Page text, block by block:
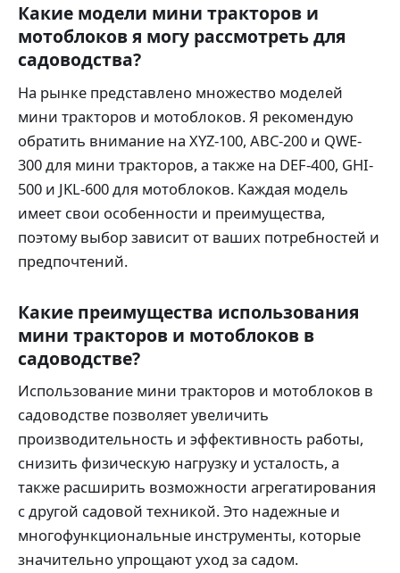
Какие модели мини тракторов и
мотоблоков я могу рассмотреть для
садоводства?
На рынке представлено множество моделей
мини тракторов и мотоблоков. Я рекомендую
обратить внимание на XYZ-100, ABC-200 и QWE-
300 для мини тракторов, а также на DEF-400, GHI-
500 и JKL-600 для мотоблоков. Каждая модель
имеет свои особенности и преимущества,
поэтому выбор зависит от ваших потребностей и
предпочтений.
Какие преимущества использования
мини тракторов и мотоблоков в
садоводстве?
Использование мини тракторов и мотоблоков в
садоводстве позволяет увеличить
производительность и эффективность работы,
снизить физическую нагрузку и усталость, а
также расширить возможности агрегатирования
с другой садовой техникой. Это надежные и
многофункциональные инструменты, которые
значительно упрощают уход за садом.